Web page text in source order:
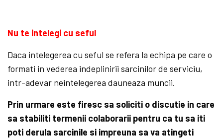
Nu te intelegi cu seful
Daca intelegerea cu seful se refera la echipa pe care o
formati in vederea indeplinirii sarcinilor de serviciu,
intr-adevar neintelegerea dauneaza muncii.
Prin urmare este firesc sa soliciti o discutie in care
sa stabiliti termenii colaborarii pentru ca tu sa iti
poti derula sarcinile si impreuna sa va atingeti